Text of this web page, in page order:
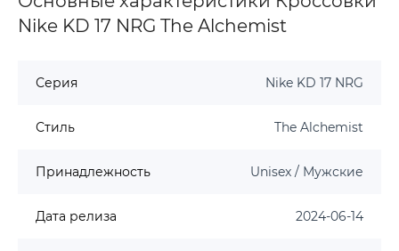
Nike KD 17 NRG The Alchemist
Серия Nike KD 17 NRG
Стиль The Alchemist
Принадлежность Unisex / Мужские
Дата релиза 2024-06-14